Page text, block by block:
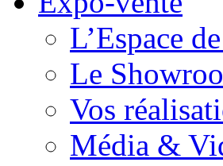
L’Espace
Le
Vos
Média &